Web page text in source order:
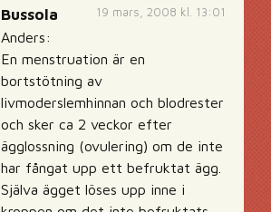
19 mars, 2008 kl. 13:01
Bussola
Anders:
En menstruation är en
bortstötning av
livmoderslemhinnan och blodrester
och sker ca 2 veckor efter
ägglossning (ovulering) om de inte
har fångat upp ett befruktat ägg.
Själva ägget löses upp inne i